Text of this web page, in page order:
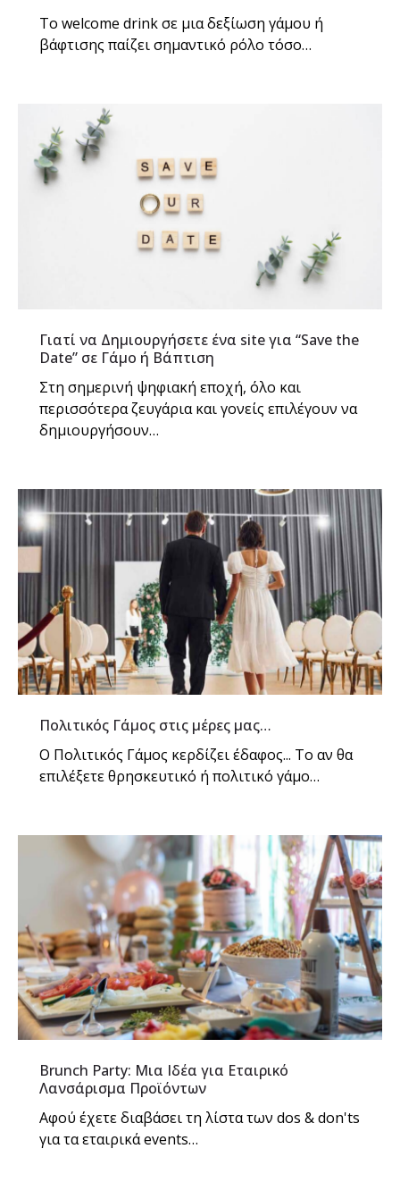
Το welcome drink σε μια δεξίωση γάμου ή
βάφτισης παίζει σημαντικό ρόλο τόσο…
Γιατί να Δημιουργήσετε ένα site για “Save the
Date” σε Γάμο ή Βάπτιση
Στη σημερινή ψηφιακή εποχή, όλο και
περισσότερα ζευγάρια και γονείς επιλέγουν να
δημιουργήσουν…
Πολιτικός Γάμος στις μέρες μας…
Ο Πολιτικός Γάμος κερδίζει έδαφος... Το αν θα
επιλέξετε θρησκευτικό ή πολιτικό γάμο…
Brunch Party: Μια Ιδέα για Εταιρικό
Λανσάρισμα Προϊόντων
Αφού έχετε διαβάσει τη λίστα των dos & don'ts
για τα εταιρικά events…